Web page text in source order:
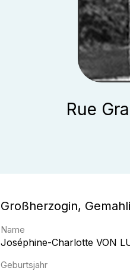
Rue
Großherzogin,
Name
Joséphine-Charlotte VON
Geburtsjahr